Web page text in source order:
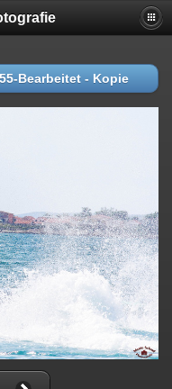
Bearbeitet - Kopie